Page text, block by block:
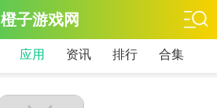
橙子游戏网
应用 资讯 排行 合集